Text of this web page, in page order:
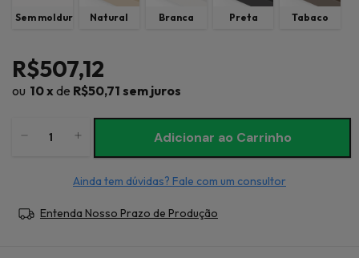
Sem moldura Natural Branca Preta Tabaco
R$507,12
10x de R$50,71 sem juros
Ainda tem dúvidas? Fale com um consultor
Entenda Nosso Prazo de Produção